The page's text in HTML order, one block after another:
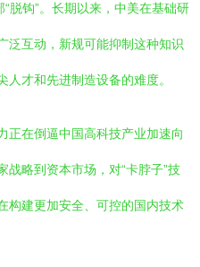
脱钩”。长期以来，中美在基础研
泛互动，新规可能抑制这种知识
才和先进制造设备的难度。
正在倒逼中国高科技产业加速向
战略到资本市场，对“卡脖子”技
构建更加安全、可控的国内技术